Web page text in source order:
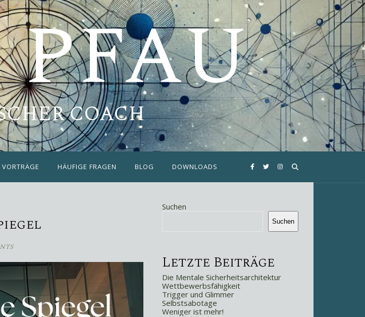
COACH
VORTRÄGE HÄUFIGE FRAGEN BLOG DOWNLOADS
Suchen
Suchen
Letzte Beiträge
Die Mentale Sicherheitsarchitektur
Wettbewerbsfähigkeit
Trigger und Glimmer
Selbstsabotage
Weniger ist mehr!